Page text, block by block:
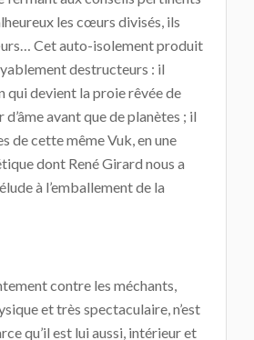
les cœurs divisés, ils
Cet auto-isolement produit
destructeurs : il
qui devient la proie rêvée de
avant que de planètes ; il
de cette même Vuk, en une
dont René Girard nous a
à l’emballement de la
contre les méchants,
et très spectaculaire, n’est
qu’il est lui aussi, intérieur et